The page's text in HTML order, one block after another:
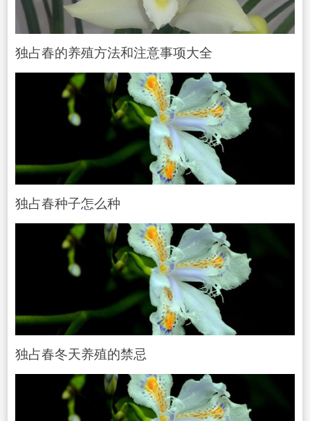
独占春的养殖方法和注意事项大全
独占春种子怎么种
独占春冬天养殖的禁忌